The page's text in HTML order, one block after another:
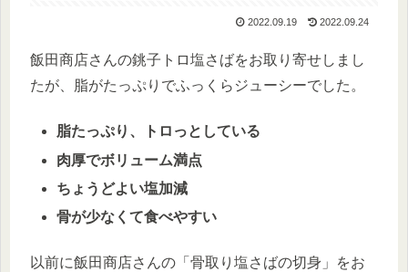
2022.09.19 2022.09.24
飯田商店さんの銚子トロ塩さばをお取り寄せしまし
たが、脂がたっぷりでふっくらジューシーでした。
脂たっぷり、トロっとしている
肉厚でボリューム満点
ちょうどよい塩加減
骨が少なくて食べやすい
以前に飯田商店さんの「骨取り塩さばの切身」をお